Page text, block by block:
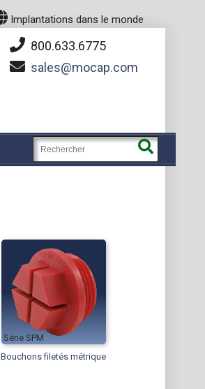
Implantations dans le monde
800.633.6775
sales
mocap.com
SPM
Bouchons filetés métrique